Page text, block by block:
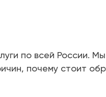
по всей России.
почему стоит